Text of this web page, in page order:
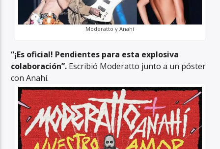
Moderatto y Anahí
“¡Es oficial! Pendientes para esta explosiva
colaboración”. Escribió Moderatto junto a un póster
con Anahí.